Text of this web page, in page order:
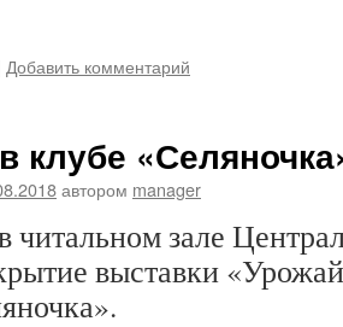
Добавить комментарий
клубе
автором manager
читальном зале
выставки